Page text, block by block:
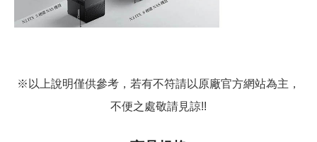
※以上說明僅供參考，若有不符請以原廠官方網站為主，
不便之處敬請見諒!!